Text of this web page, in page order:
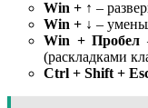
Win + ↑ –
Win + ↓ –
Win + Пробел
(раскладками
Ctrl + Shift+